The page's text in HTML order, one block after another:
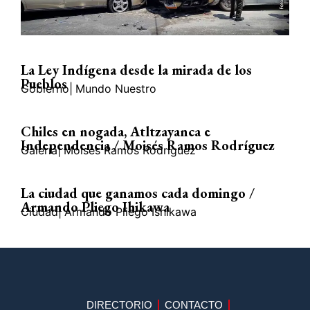
La Ley Indígena desde la mirada de los
Pueblos
Gobierno Mundo Nuestro
Chiles en nogada, Atltzayanca e
Independencia / Moisés Ramos Rodríguez
Galería| Moisés Ramos Rodríguez
La ciudad que ganamos cada domingo /
Armando Pliego Ihikawa
Ciudad| Armando Pliego Ishikawa
DIRECTORIO CONTACTO